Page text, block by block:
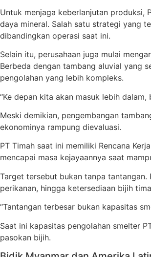
Untuk menjaga keberlanjutan produksi,
daya mineral. Salah satu strategi yang
dibandingkan operasi saat ini.
Selain itu, perusahaan juga mulai
Berbeda dengan tambang aluvial yang
pengolahan yang lebih kompleks.
“Ke depan kita akan masuk lebih
Meski demikian, pengembangan
ekonominya rampung dievaluasi.
PT Timah saat ini memiliki Rencana
mencapai masa kejayaannya saat
Target tersebut bukan tanpa
perikanan, hingga ketersediaan bijih
“Tantangan terbesar bukan kapasitas
Saat ini kapasitas pengolahan smelter
pasokan bijih.